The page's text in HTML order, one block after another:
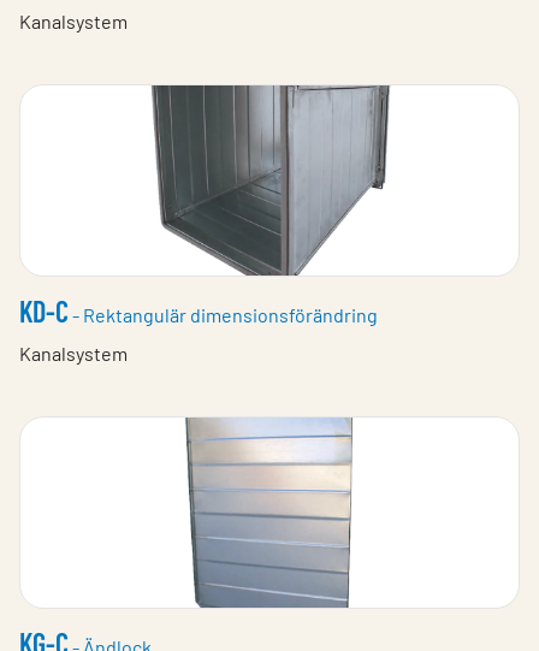
Kanalsystem
KD-C - Rektangulär dimensionsförändring
Kanalsystem
KG-C - Ändlock